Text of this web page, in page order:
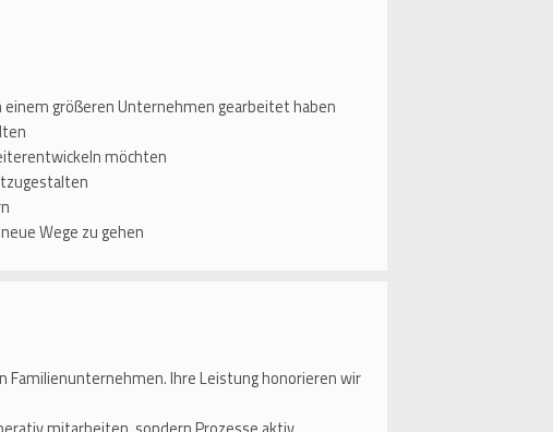
einem größeren Unternehmen gearbeitet haben
möchten
Wege zu gehen
Ihre Leistung honorieren wir